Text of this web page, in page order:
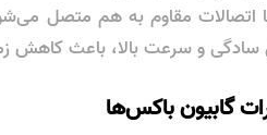
اتصالات مقاوم به هم متصل
سادگی و سرعت بالا، باعث
گابیون باکس‌ها